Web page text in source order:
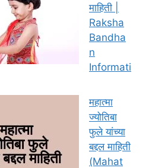
माहिती |
Raksha
Bandha
n
Informati
महात्मा
ज्योतिबा
फुले यांच्या
बद्दल माहिती
(Mahat